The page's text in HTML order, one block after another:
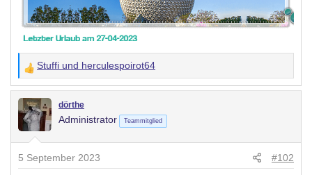
W
e
r
t
n
g
Stuffi und herculespoirot64
dörthe
Administrator Teammitglied
5 September 2023 #102